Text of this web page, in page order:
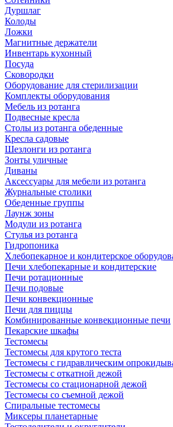
Дуршлаг
Колоды
Ложки
Магнитные держатели
Инвентарь кухонный
Посуда
Сковородки
Оборудование для стерилизации
Комплекты оборудования
Мебель из ротанга
Подвесные кресла
Столы из ротанга обеденные
Кресла садовые
Шезлонги из ротанга
Зонты уличные
Диваны
Аксессуары для мебели из ротанга
Журнальные столики
Обеденные группы
Лаунж зоны
Модули из ротанга
Стулья из ротанга
Гидропоника
Хлебопекарное и кондитерское
Печи хлебопекарные и кондитерские
Печи ротационные
Печи подовые
Печи конвекционные
Печи для пиццы
Комбинированные конвекционные печи
Пекарские шкафы
Тестомесы
Тестомесы для крутого теста
Тестомесы с гидравлическим
Тестомесы с откатной дежой
Тестомесы со стационарной дежой
Тестомесы со съемной дежой
Спиральные тестомесы
Миксеры планетарные